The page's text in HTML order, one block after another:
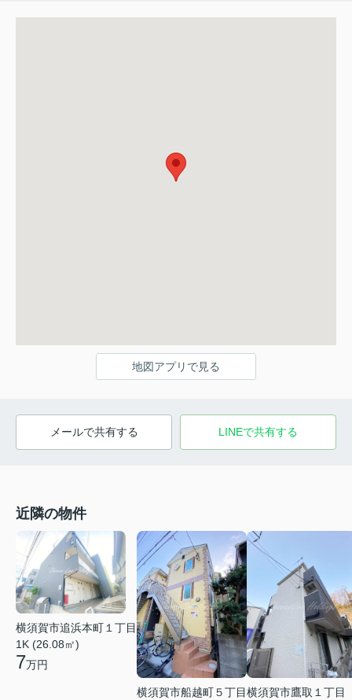
地図アプリで見る
メールで共有する LINEで共有する
近隣の物件
横須賀市追浜本町１丁目
1K (26.08㎡)
7万円
横須賀市船越町５丁目横須賀市鷹取１丁目